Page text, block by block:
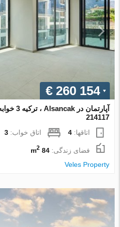
€ 260 154
214117
اتاقها:4 اتاق خواب:3
فضای زندگی:84 m
2
Veles Property